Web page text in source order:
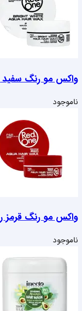
واکس مو رنگ سفید
ناموجود
واکس مو رنگ قرمز
ناموجود